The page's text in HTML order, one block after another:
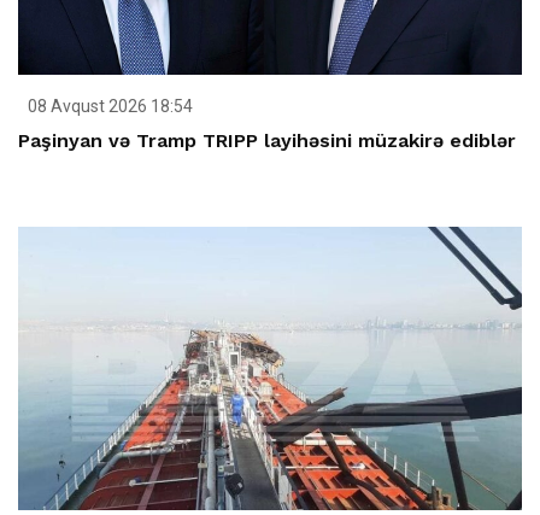
08 Avqust 2026 18:54
Paşinyan və Tramp TRIPP layihəsini müzakirə ediblər